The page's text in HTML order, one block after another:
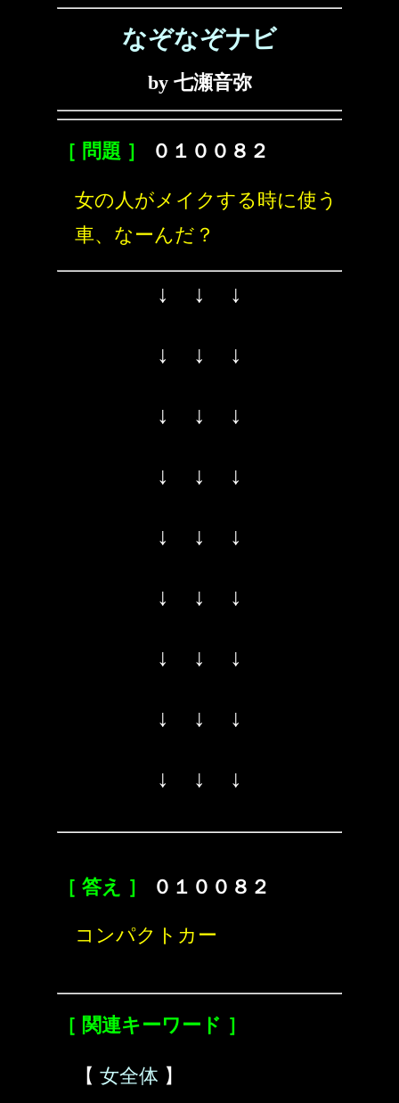
なぞなぞナビ
by 七瀬音弥
［ 問題 ］ ０１００８２
女の人がメイクする時に使う
車、なーんだ？
↓ ↓ ↓
↓ ↓ ↓
↓ ↓ ↓
↓ ↓ ↓
↓ ↓ ↓
↓ ↓ ↓
↓ ↓ ↓
↓ ↓ ↓
↓ ↓ ↓
［ 答え ］ ０１００８２
コンパクトカー
［ 関連キーワード ］
【 女全体 】